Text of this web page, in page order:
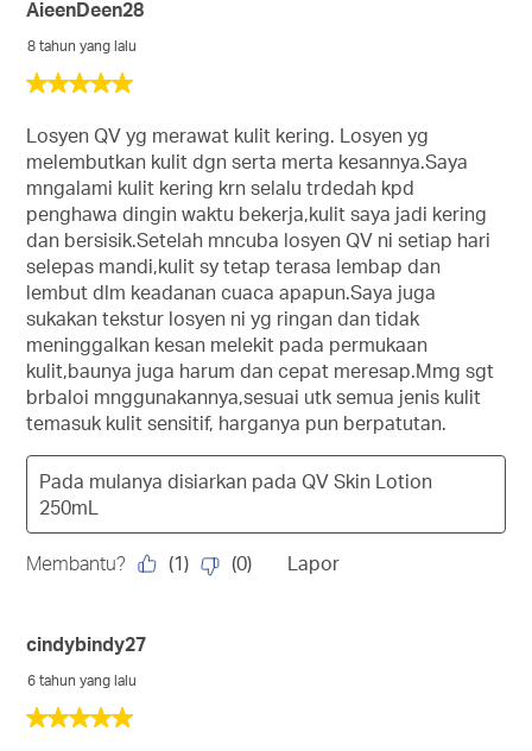
5
5
bintang.
AieenDeen28
8 tahun yang lalu
Losyen QV yg merawat kulit kering. Losyen yg
melembutkan kulit dgn serta merta kesannya.Saya
mngalami kulit kering krn selalu trdedah kpd
penghawa dingin waktu bekerja,kulit saya jadi kering
dan bersisik.Setelah mncuba losyen QV ni setiap hari
selepas mandi,kulit sy tetap terasa lembap dan
lembut dlm keadanan cuaca apapun.Saya juga
sukakan tekstur losyen ni yg ringan dan tidak
meninggalkan kesan melekit pada permukaan
kulit,baunya juga harum dan cepat meresap.Mmg sgt
brbaloi mnggunakannya,sesuai utk semua jenis kulit
temasuk kulit sensitif, harganya pun berpatutan.
Pada mulanya disiarkan pada QV Skin Lotion
250mL
Membantu? (1) (0) Lapor
5
cindybindy27
6 tahun yang lalu